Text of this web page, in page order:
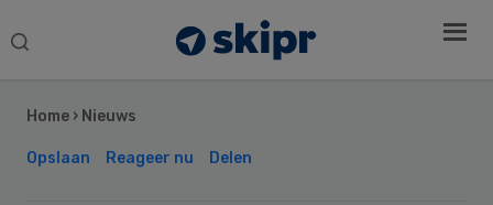
Search
Home › Nieuws
Opslaan Reageer nu Delen
Sidebar